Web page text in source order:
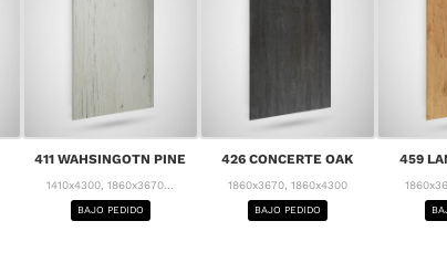
411 WAHSINGOTN PINE
1410x4300, 1860x3670...
BAJO PEDIDO
426 CONCERTE OAK
1860x3670, 1860x4300
BAJO PEDIDO
459